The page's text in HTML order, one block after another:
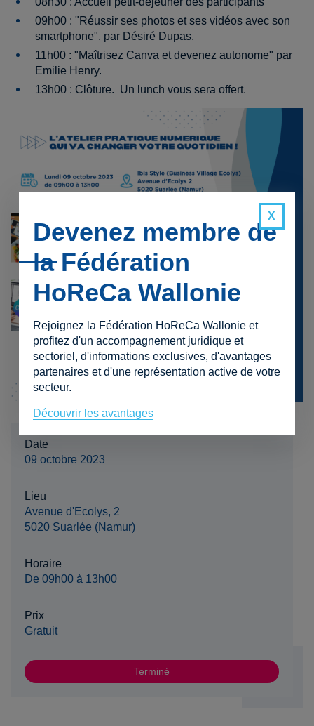
09h00 : "Réussir ses photos et ses vidéos avec son
smartphone", par Désiré Dupas.
11h00 : "Maîtrisez Canva et devenez autonome" par
Emilie Henry.
13h00 : Clôture. Un lunch vous sera offert.
Date
09 octobre 2023
Lieu
Avenue d'Ecolys, 2
5020 Suarlée (Namur)
Horaire
De 09h00 à 13h00
Prix
Gratuit
Terminé
Devenez membre de
la Fédération
HoReCa Wallonie
Rejoignez la Fédération HoReCa Wallonie et
profitez d'un accompagnement juridique et
sectoriel, d'informations exclusives, d'avantages
partenaires et d'une représentation active de votre
secteur.
Découvrir les avantages